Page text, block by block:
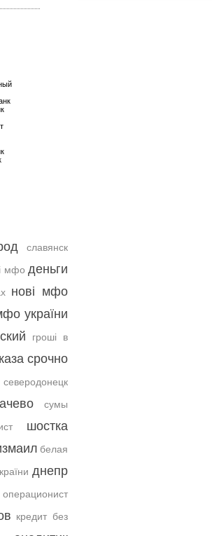
славянск
мфо деньги
нові мфо
україни
гроші в
срочно
северодонецк
сумы
шостка
белая
днепр
операционист
кредит без